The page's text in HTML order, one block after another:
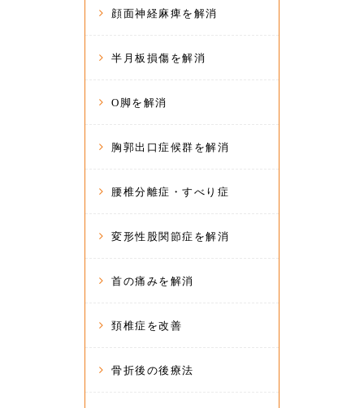
顔面神経麻痺を解消
半月板損傷を解消
O脚を解消
胸郭出口症候群を解消
腰椎分離症・すべり症
変形性股関節症を解消
首の痛みを解消
頚椎症を改善
骨折後の後療法